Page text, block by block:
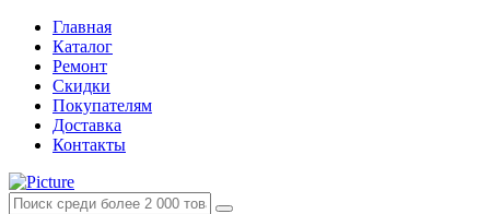
Главная
Каталог
Ремонт
Скидки
Покупателям
Доставка
Контакты